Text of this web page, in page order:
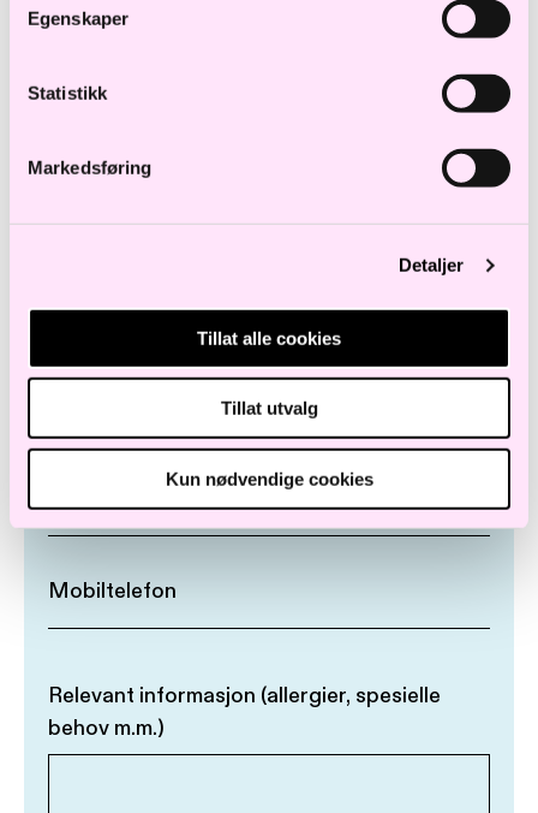
Egenskaper
Statistikk
Markedsføring
Detaljer
Tillat alle cookies
Tillat utvalg
Kun nødvendige cookies
Meld meg på
Relevant informasjon (allergier, spesielle
behov m.m.)